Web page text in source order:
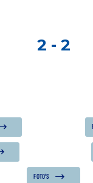
2 - 2
FOTO'S